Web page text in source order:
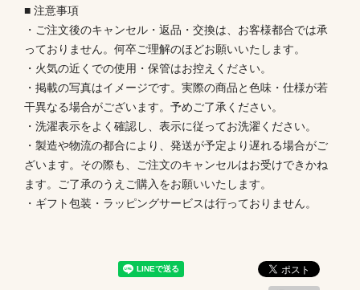
■ 注意事項
・ご注文後のキャンセル・返品・交換は、お客様都合では承
っておりません。何卒ご理解のほどお願いいたします。
・火気の近くでの使用・保管はお控えください。
・掲載の写真はイメージです。実際の商品と色味・仕様が若
干異なる場合がございます。予めご了承ください。
・洗濯表示をよく確認し、表示に従ってお洗濯ください。
・製造や物流の都合により、発送が予定より遅れる場合がご
ざいます。その際も、ご注文のキャンセルはお受けできかね
ます。ご了承のうえご購入をお願いいたします。
・ギフト包装・ラッピングサービスは行っておりません。